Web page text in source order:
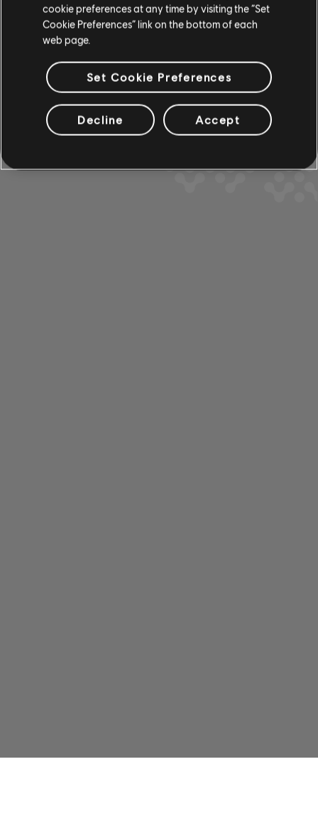
베이스
베이스
대체 베이스
베이스 차트
전체 1 결과 중 1-1 결과 보기
아티스트 앨범 /연도 지속시간 # 편곡
Boys Don't Cry
Jamie Lancaster
Joyride
2006
3:13
cookie preferences at any time by visiting the “Set
Cookie Preferences” link on the bottom of each
web page.
Set Cookie Preferences
Decline Accept